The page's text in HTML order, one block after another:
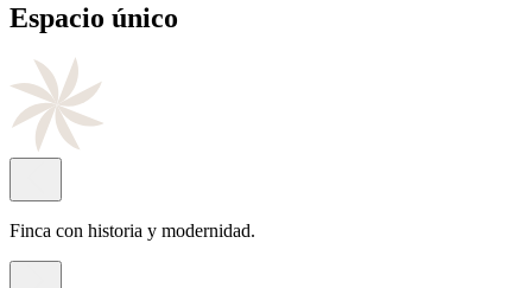
Cocinade autor
Con el sello del chef Juan Antonio Rayos.